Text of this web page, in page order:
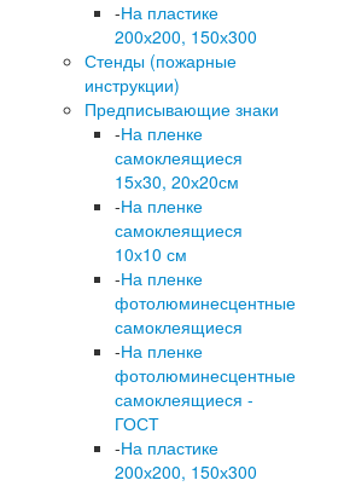
-На пластике
200х200, 150х300
Стенды (пожарные
инструкции)
Предписывающие знаки
-На пленке
самоклеящиеся
15х30, 20х20см
-На пленке
самоклеящиеся
10х10 см
-На пленке
фотолюминесцентные
самоклеящиеся
-На пленке
фотолюминесцентные
самоклеящиеся -
ГОСТ
-На пластике
200х200, 150х300